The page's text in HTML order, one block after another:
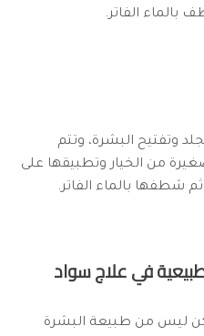
وتفتيح البشرة، وتتم
من الخيار وتطبيقها على
في علاج سواد
ليس من طبيعة البشرة